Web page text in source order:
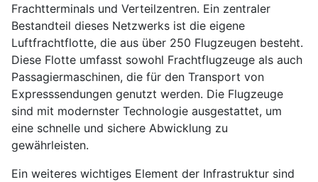
Frachtterminals und Verteilzentren. Ein zentraler
Bestandteil dieses Netzwerks ist die eigene
Luftfrachtflotte, die aus über 250 Flugzeugen besteht.
Diese Flotte umfasst sowohl Frachtflugzeuge als auch
Passagiermaschinen, die für den Transport von
Expresssendungen genutzt werden. Die Flugzeuge
sind mit modernster Technologie ausgestattet, um
eine schnelle und sichere Abwicklung zu
gewährleisten.
Ein weiteres wichtiges Element der Infrastruktur sind